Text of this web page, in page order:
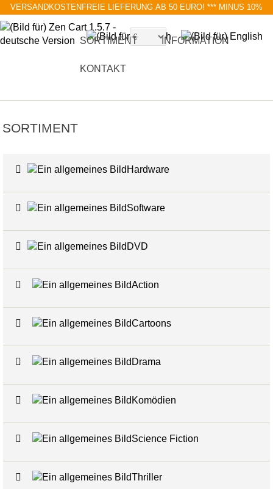
VERSANDKOSTENFREIE LIEFERUNG AB 50 EURO! *** MINUS 10%
SORTIMENT INFORMATION
KONTAKT
SORTIMENT
Hardware
Software
DVD
Action
Cartoons
Drama
Komödien
Science Fiction
Thriller